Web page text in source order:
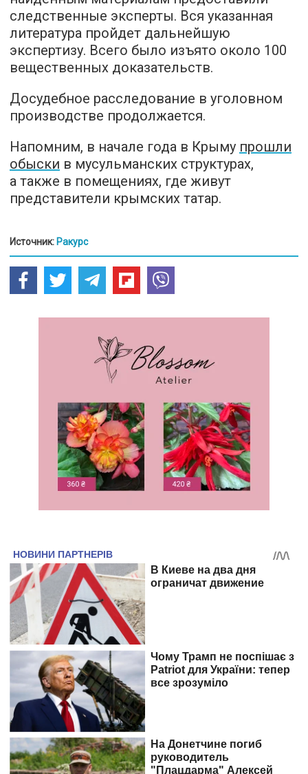
следственные эксперты. Вся указанная
литература пройдет дальнейшую
экспертизу. Всего было изъято около 100
вещественных доказательств.
Досудебное расследование в уголовном
производстве продолжается.
Напомним, в начале года в Крыму прошли
обыски в мусульманских структурах,
а также в помещениях, где живут
представители крымских татар.
Источник: Ракурс